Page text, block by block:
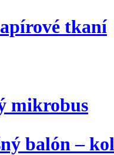
tkaní
mikrobus
balón –